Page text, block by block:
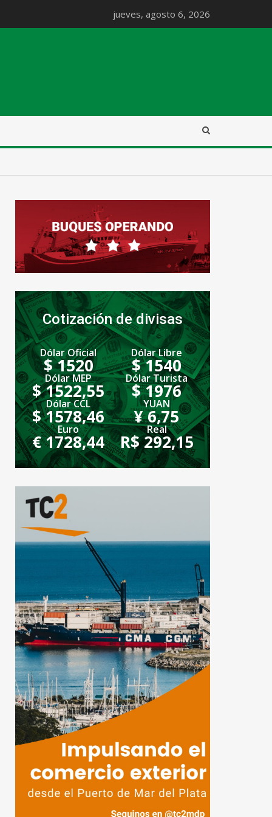
jueves, agosto 6, 2026
Cotización de divisas
Dólar Oficial
$ 1520
Dólar Libre
$ 1540
Dólar MEP
$ 1522,55
Dólar Turista
$ 1976
Dólar CCL
$ 1578,46
YUAN
¥ 6,75
Euro
€ 1728,44
Real
R$ 292,15